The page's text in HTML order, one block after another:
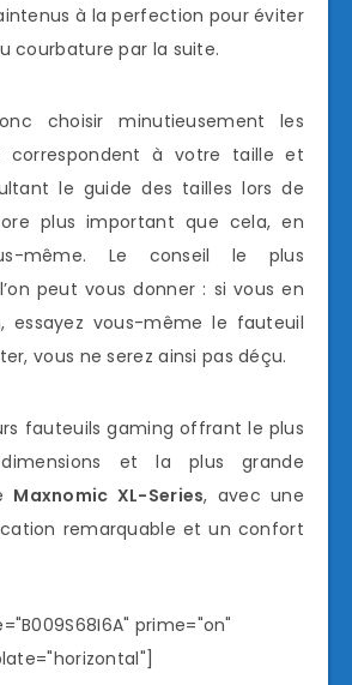
à la perfection pour éviter
courbature par la suite.
choisir minutieusement les
correspondent à votre taille et
le guide des tailles lors de
plus important que cela, en
même. Le conseil le plus
peut vous donner : si vous en
essayez vous-même le fauteuil
vous ne serez ainsi pas déçu.
fauteuils gaming offrant le plus
et la plus grande
Maxnomic XL-Series, avec une
remarquable et un confort
prime="on"